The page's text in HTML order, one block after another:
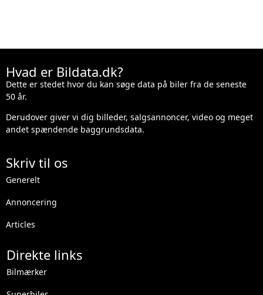
Hvad er Bildata.dk?
Dette er stedet hvor du kan søge data på biler fra de seneste
50 år.
Derudover giver vi dig billeder, salgsannoncer, video og meget
andet spændende baggrundsdata.
Skriv til os
Generelt
Annoncering
Articles
Direkte links
Bilmærker